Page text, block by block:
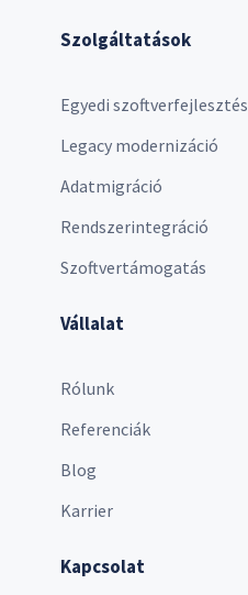
Szolgáltatások
Egyedi szoftverfejlesztés
Legacy modernizáció
Adatmigráció
Rendszerintegráció
Szoftvertámogatás
Vállalat
Rólunk
Referenciák
Blog
Karrier
Kapcsolat